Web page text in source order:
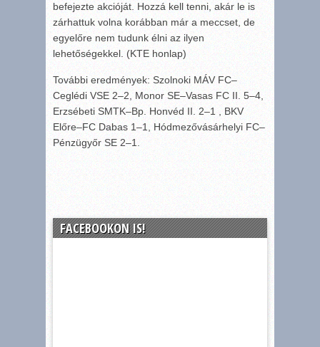
befejezte akcióját. Hozzá kell tenni, akár le is
zárhattuk volna korábban már a meccset, de
egyelőre nem tudunk élni az ilyen
lehetőségekkel. (KTE honlap)
További eredmények: Szolnoki MÁV FC–
Ceglédi VSE 2–2, Monor SE–Vasas FC II. 5–4,
Erzsébeti SMTK–Bp. Honvéd II. 2–1 , BKV
Előre–FC Dabas 1–1, Hódmezővásárhelyi FC–
Pénzügyőr SE 2–1.
FACEBOOKON IS!